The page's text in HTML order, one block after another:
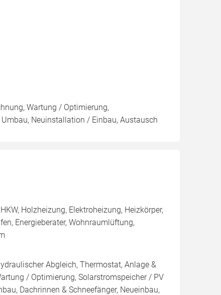
Wartung / Optimierung,
Neuinstallation / Einbau, Austausch
Holzheizung, Elektroheizung, Heizkörper,
Energieberater, Wohnraumlüftung,
Abgleich, Thermostat, Anlage &
/ Optimierung, Solarstromspeicher / PV
Dachrinnen & Schneefänger, Neueinbau,